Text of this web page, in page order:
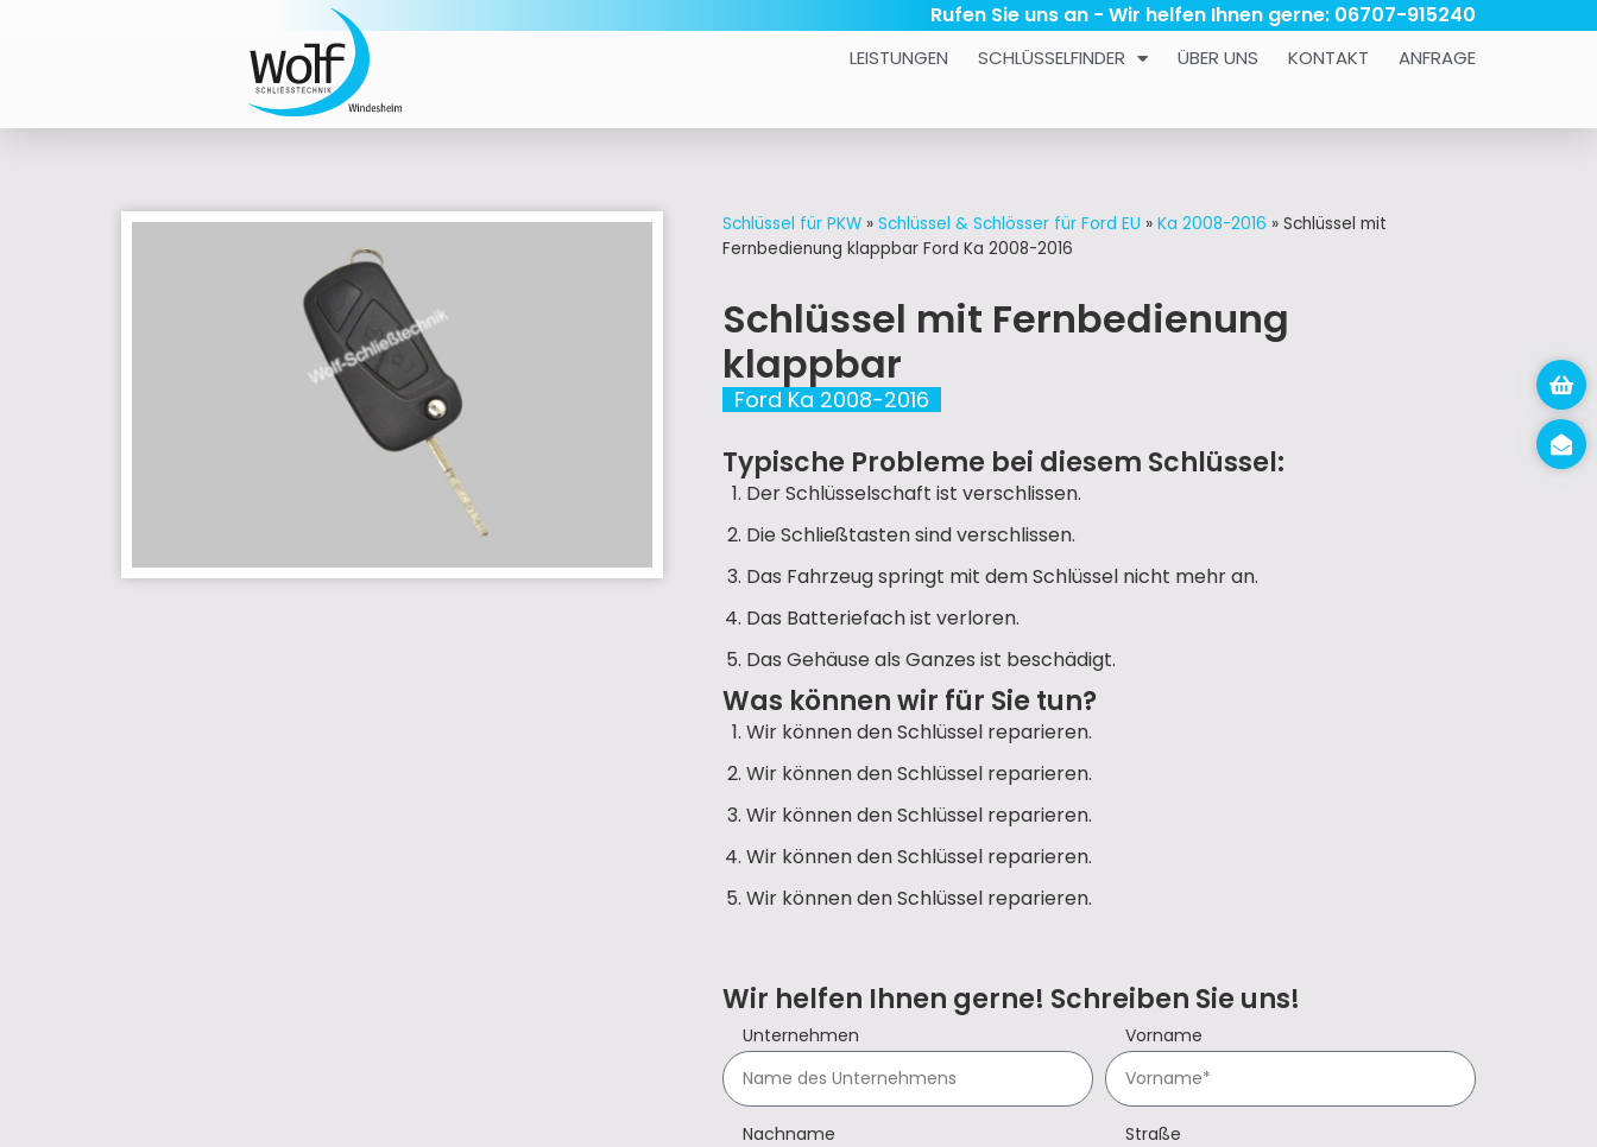
Rufen Sie uns an - Wir helfen Ihnen gerne: 06707-915240
LEISTUNGEN SCHLÜSSELFINDER ÜBER UNS KONTAKT ANFRAGE
Schlüssel für PKW » Schlüssel & Schlösser für Ford EU » Ka 2008-2016 » Schlüssel mit
Fernbedienung klappbar Ford Ka 2008-2016
Schlüssel mit Fernbedienung
klappbar
Ford Ka 2008-2016
Typische Probleme bei diesem Schlüssel:
Der Schlüsselschaft ist verschlissen.
Die Schließtasten sind verschlissen.
Das Fahrzeug springt mit dem Schlüssel nicht mehr an.
Das Batteriefach ist verloren.
Das Gehäuse als Ganzes ist beschädigt.
Was können wir für Sie tun?
Wir können den Schlüssel reparieren.
Wir können den Schlüssel reparieren.
Wir können den Schlüssel reparieren.
Wir können den Schlüssel reparieren.
Wir können den Schlüssel reparieren.
Wir helfen Ihnen gerne! Schreiben Sie uns!
Unternehmen Vorname
Nachname Straße